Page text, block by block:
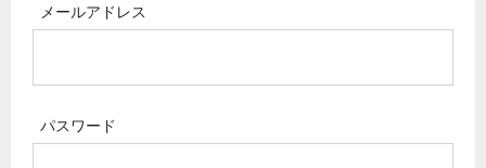
メールアドレス
パスワード